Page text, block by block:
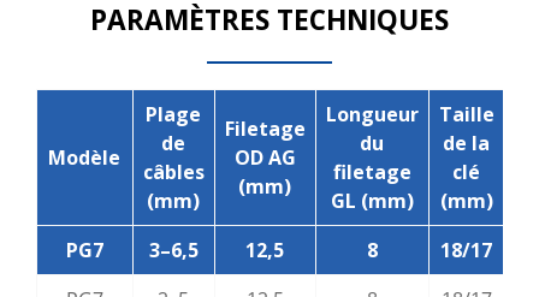
PARAMÈTRES TECHNIQUES
Modèle
Plage
de
câbles
(mm)
Filetage
OD AG
(mm)
Longueur
du
filetage
GL (mm)
Taille
de la
clé
(mm)
PG7
3–6,5 12,5 8
18/17